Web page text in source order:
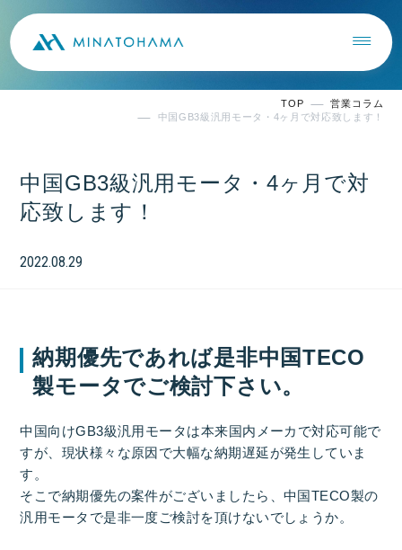
TOP
営業コラム
中国GB3級汎用モータ・4ヶ月で対応致します！
中国GB3級汎用モータ・4ヶ月で対
応致します！
2022.08.29
納期優先であれば是非中国TECO
製モータでご検討下さい。
中国向けGB3級汎用モータは本来国内メーカで対応可能で
すが、現状様々な原因で大幅な納期遅延が発生していま
す。
そこで納期優先の案件がございましたら、中国TECO製の
汎用モータで是非一度ご検討を頂けないでしょうか。